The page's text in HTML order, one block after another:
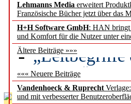
Lehmanns Media erweitert
Französische Bücher jetzt über das
H+H Software GmbH: HAN bringt
und Komfort für die Nutzer unter
Ältere Beiträge »»»
««« Neuere Beiträge
Vandenhoeck & Ruprecht
und mit verbesserter
Künstliche
besser zu
„Leitbegriffe
des BIÖG